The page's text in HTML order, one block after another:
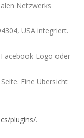
Netzwerks
USA integriert.
Logo oder
Eine Übersicht
plugins/.